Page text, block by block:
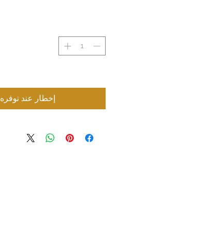
إخطار عند توفره